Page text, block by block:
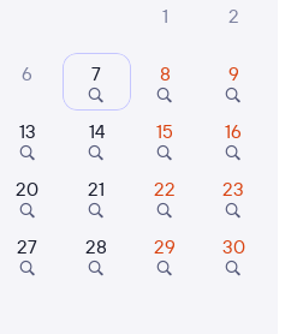
поезда
1
2
6 7 8 9
13 14 15 16
20 21 22 23
27 28 29 30